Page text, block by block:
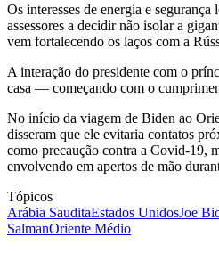
Os interesses de energia e segurança
assessores a decidir não isolar a
vem fortalecendo os laços com a
A interação do presidente com o
casa — começando com o
No início da viagem de Biden ao
disseram que ele evitaria contatos
como precaução contra a Covid-19,
envolvendo em apertos de mão
Tópicos
Arábia SauditaEstados UnidosJoe
SalmanOriente Médio